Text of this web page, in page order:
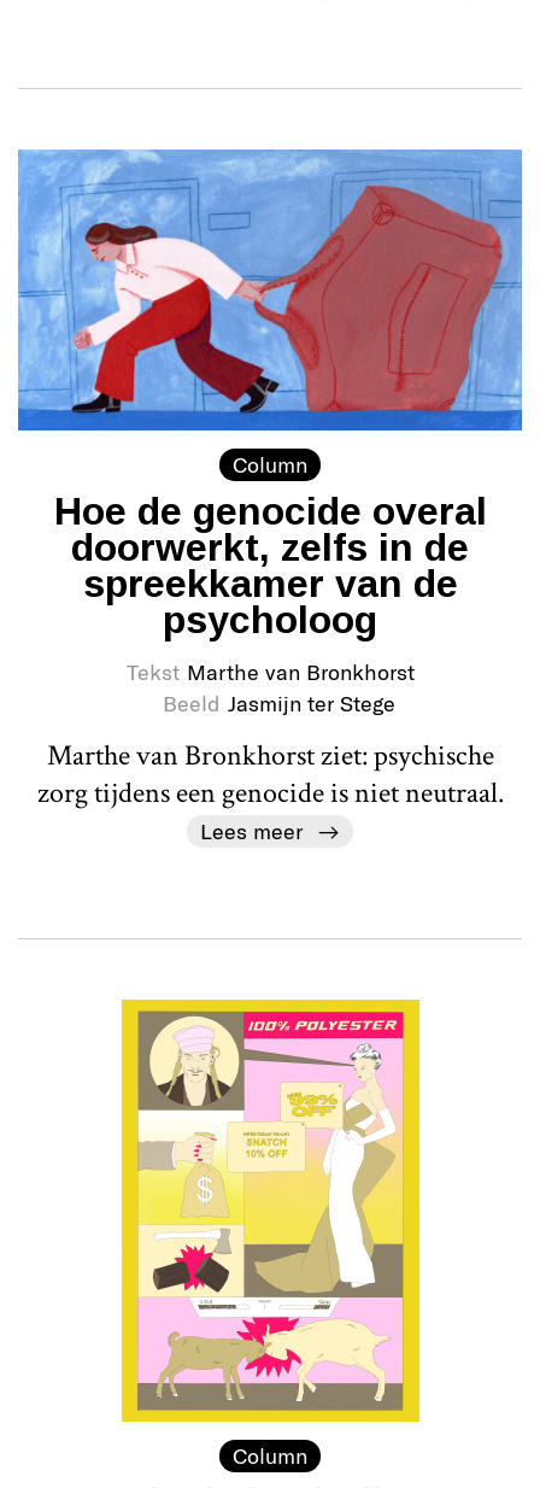
Column
Hoe de genocide overal
doorwerkt, zelfs in de
spreekkamer van de
psycholoog
Tekst Marthe van Bronkhorst
Beeld Jasmijn ter Stege
Marthe van Bronkhorst ziet: psychische
zorg tijdens een genocide is niet neutraal.
Lees meer
Column